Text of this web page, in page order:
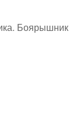
Боярышник